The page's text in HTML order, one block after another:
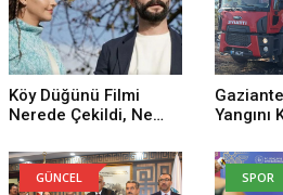
Köy Düğünü Filmi
Nerede Çekildi, Ne
Düğünü Filmi
Oyuncuları Kim,
Yangını
GÜNCEL SPOR